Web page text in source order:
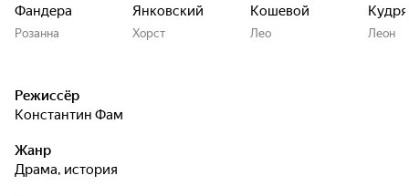
Фандера
Розанна
Янковский
Хорст
Кошевой
Лео Леон
Режиссёр
Константин Фам
Жанр
драма, история